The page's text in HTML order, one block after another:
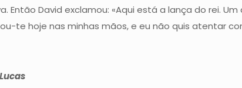
David exclamou: «Aqui está a lança do rei.
te hoje nas minhas mãos, e eu não quis atentar